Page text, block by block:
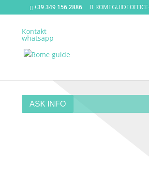
+39 349 156 2886
Kontakt
whatsapp
ASK INFO